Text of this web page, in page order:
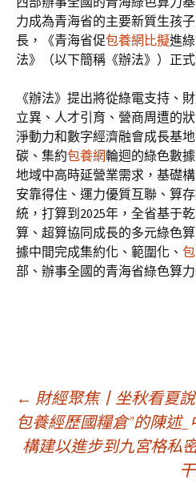
力成為青海省的主要新質生孩
長，《青海省促包養網比擬進
法》（以下簡稱《辦法》）正式
《辦法》提出將從綠電支持、
立異、人才引育、營商周遭的
淨動力和數字經濟融會成長基
碳、集約包養網輪迴的綠色數
地域中高時延營業需求，基礎
安靠得住、運力優質互聯、算
統，打算到2025年，全省基于
算、超算協同成長的多元綠色
據中間完成集約化、範圍化、
部、辦事全國的青海省綠色算
文
章
← 財經聚焦丨坐秋看夏
包養經歷國糧倉”的陳述_
構建以進步到九宮格私